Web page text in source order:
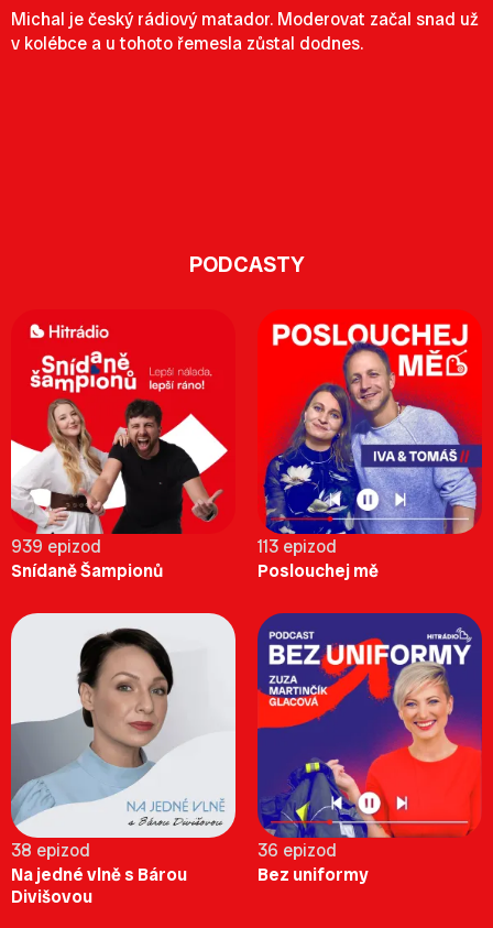
Michal je český rádiový matador. Moderovat začal snad už
v kolébce a u tohoto řemesla zůstal dodnes.
PODCASTY
939 epizod
Snídaně Šampionů
113 epizod
Poslouchej mě
38 epizod
Na jedné vlně s Bárou
Divišovou
36 epizod
Bez uniformy